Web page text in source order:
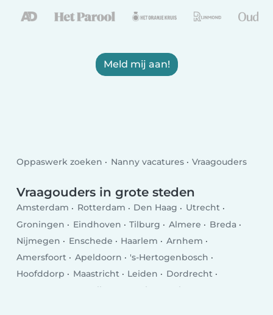
Meld mij aan!
Oppaswerk zoeken Nanny vacatures Vraagouders
Vraagouders in grote steden
Amsterdam Rotterdam Den Haag
Utrecht
Groningen
Eindhoven Tilburg Almere
Breda
Nijmegen
Enschede Haarlem
Arnhem
Amersfoort
Apeldoorn
's-Hertogenbosch
Hoofddorp
Maastricht Leiden
Dordrecht
Zwolle Hengelo Venlo